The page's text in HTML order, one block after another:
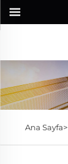
Ana Sayfa>